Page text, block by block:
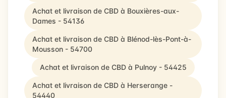
Achat et livraison de CBD à Bouxières-aux-
Dames - 54136
Achat et livraison de CBD à Blénod-lès-Pont-à-
Mousson - 54700
Achat et livraison de CBD à Pulnoy - 54425
Achat et livraison de CBD à Herserange -
54440